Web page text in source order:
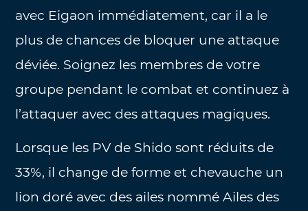
avec Eigaon immédiatement, car il a le
plus de chances de bloquer une attaque
déviée. Soignez les membres de votre
groupe pendant le combat et continuez à
l’attaquer avec des attaques magiques.
Lorsque les PV de Shido sont réduits de
33%, il change de forme et chevauche un
lion doré avec des ailes nommé Ailes des